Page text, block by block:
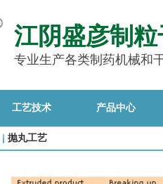
江阴盛彦制粒
专业生产各类制药机械和
工艺技术 产品中心
抛丸工艺